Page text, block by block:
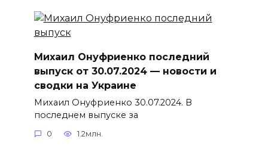
Михаил Онуфриенко последний
выпуск от 30.07.2024 — новости и
сводки на Украине
Михаил Онуфриенко 30.07.2024. В
последнем выпуске за
0 1.2млн.